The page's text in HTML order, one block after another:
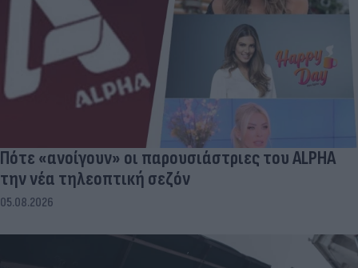
Πότε «ανοίγουν» οι παρουσιάστριες του ALPHA
την νέα τηλεοπτική σεζόν
05.08.2026